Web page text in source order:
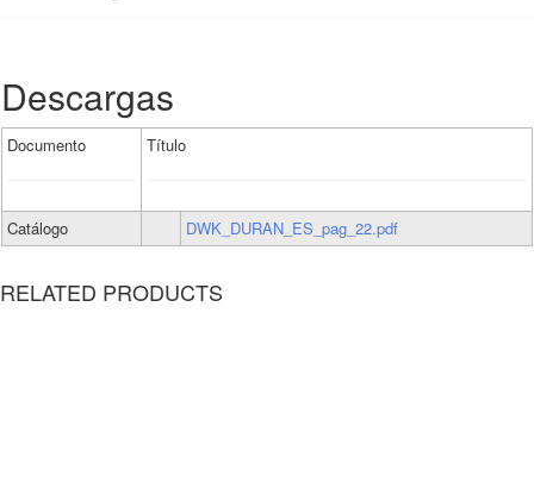
Descargas
Documento Título
Catálogo DWK_DURAN_ES_pag_22.pdf
RELATED PRODUCTS